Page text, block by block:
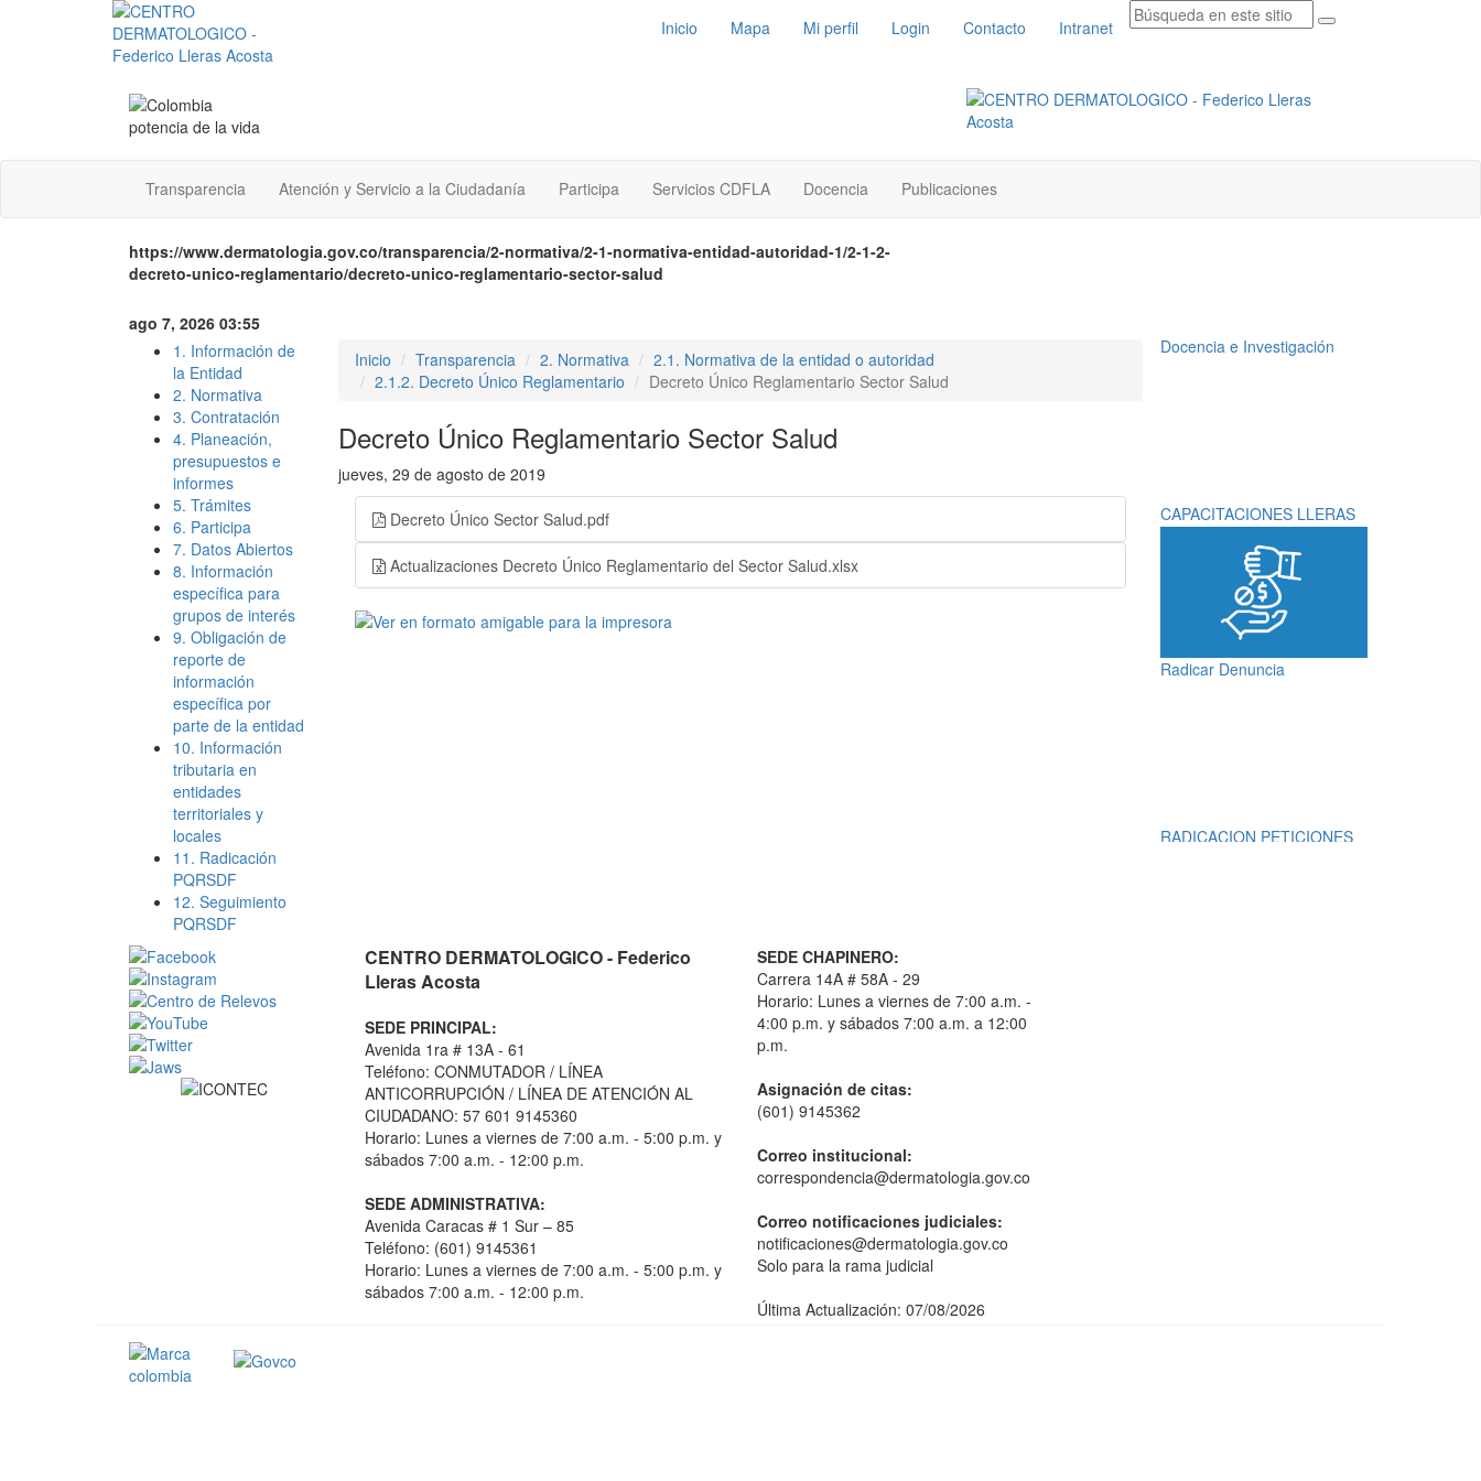
Inicio Mapa Mi perfil Login Contacto Intranet
Transparencia Atención y Servicio a la Ciudadanía Participa Servicios CDFLA Docencia Publicaciones
https://www.dermatologia.gov.co/transparencia/2-normativa/2-1-normativa-entidad-autoridad-1/2-1-2-
decreto-unico-reglamentario/decreto-unico-reglamentario-sector-salud
ago 7, 2026 03:55
1. Información de
la Entidad
2. Normativa
3. Contratación
4. Planeación,
presupuestos e
informes
5. Trámites
6. Participa
7. Datos Abiertos
8. Información
específica para
grupos de interés
9. Obligación de
reporte de
información
específica por
parte de la entidad
10. Información
tributaria en
entidades
territoriales y
locales
11. Radicación
PQRSDF
12. Seguimiento
PQRSDF
Inicio Transparencia 2. Normativa
2.1. Normativa de la entidad o autoridad
2.1.2. Decreto Único Reglamentario
Decreto Único Reglamentario Sector Salud
Decreto Único Reglamentario Sector Salud
jueves, 29 de agosto de 2019
Decreto Único Sector Salud.pdf
Actualizaciones Decreto Único Reglamentario del Sector Salud.xlsx
RADICACION ORFEO
Docencia e Investigación
CAPACITACIONES LLERAS
Radicar Denuncia
RADICACION PETICIONES
CENTRO DERMATOLOGICO - Federico
Lleras Acosta
SEDE PRINCIPAL:
Avenida 1ra # 13A - 61
Teléfono: CONMUTADOR / LÍNEA
ANTICORRUPCIÓN / LÍNEA DE ATENCIÓN AL
CIUDADANO: 57 601 9145360
Horario: Lunes a viernes de 7:00 a.m. - 5:00 p.m. y
sábados 7:00 a.m. - 12:00 p.m.
SEDE ADMINISTRATIVA:
Avenida Caracas # 1 Sur – 85
Teléfono: (601) 9145361
Horario: Lunes a viernes de 7:00 a.m. - 5:00 p.m. y
sábados 7:00 a.m. - 12:00 p.m.
SEDE CHAPINERO:
Carrera 14A # 58A - 29
Horario: Lunes a viernes de 7:00 a.m. -
4:00 p.m. y sábados 7:00 a.m. a 12:00
p.m.
Asignación de citas:
(601) 9145362
Correo institucional:
correspondencia@dermatologia.gov.co
Correo notificaciones judiciales:
notificaciones@dermatologia.gov.co
Solo para la rama judicial
Última Actualización: 07/08/2026